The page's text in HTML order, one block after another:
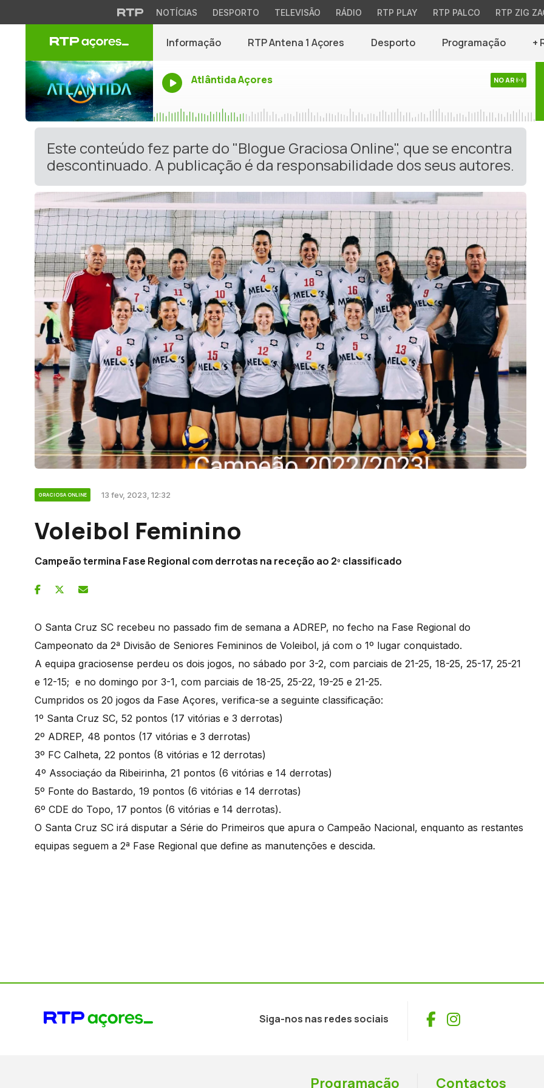
NOTÍCIAS DESPORTO TELEVISÃO RÁDIO RTP PLAY RTP PALCO RTP ZIG
Informação RTP Antena 1 Açores Desporto Programação +
Atlântida Açores NO AR
Este conteúdo fez parte do "Blogue Graciosa Online", que se encontra
descontinuado. A publicação é da responsabilidade dos seus autores.
GRACIOSA ONLINE 13 fev, 2023, 12:32
Voleibol Feminino
Campeão termina Fase Regional com derrotas na receção ao 2º classificado
O Santa Cruz SC recebeu no passado fim de semana a ADREP, no fecho na Fase Regional do
Campeonato da 2ª Divisão de Seniores Femininos de Voleibol, já com o 1º lugar conquistado.
A equipa graciosense perdeu os dois jogos, no sábado por 3-2, com parciais de 21-25, 18-25, 25-17, 25-21
e 12-15; e no domingo por 3-1, com parciais de 18-25, 25-22, 19-25 e 21-25.
Cumpridos os 20 jogos da Fase Açores, verifica-se a seguinte classificação:
1º Santa Cruz SC, 52 pontos (17 vitórias e 3 derrotas)
2º ADREP, 48 pontos (17 vitórias e 3 derrotas)
3º FC Calheta, 22 pontos (8 vitórias e 12 derrotas)
4º Associaçáo da Ribeirinha, 21 pontos (6 vitórias e 14 derrotas)
5º Fonte do Bastardo, 19 pontos (6 vitórias e 14 derrotas)
6º CDE do Topo, 17 pontos (6 vitórias e 14 derrotas).
O Santa Cruz SC irá disputar a Série do Primeiros que apura o Campeão Nacional, enquanto as restantes
equipas seguem a 2ª Fase Regional que define as manutenções e descida.
Siga-nos nas redes sociais Facebook
Instagram
Programação Contactos